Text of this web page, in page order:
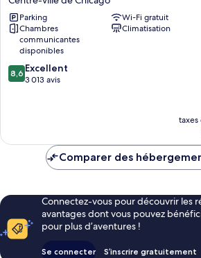
-
Chicago
Centre-
ville
Chicago
Parking
Wi-Fi gratuit
Chambres
communicantes
disponibles
Climatisation
8.6
sur
8,6 Excellent
3 013 avis
taxes
Comparer des
Connectez-vous pour découvrir les
avantages dont vous pouvez
pour plus d’aventures !
Se connecter S’inscrire gratuitement